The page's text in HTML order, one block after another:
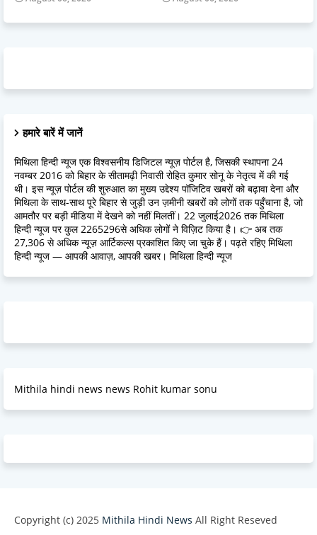
हमारे बारें में जानें
मिथिला हिन्दी न्यूज एक विश्वसनीय डिजिटल न्यूज़ पोर्टल है, जिसकी स्थापना 24
नवम्बर 2016 को बिहार के सीतामढ़ी निवासी रोहित कुमार सोनू के नेतृत्व में की गई
थी। इस न्यूज़ पोर्टल की शुरुआत का मुख्य उद्देश्य पॉजिटिव खबरों को बढ़ावा देना और
मिथिला के साथ-साथ पूरे बिहार से जुड़ी उन ज़मीनी खबरों को लोगों तक पहुँचाना है, जो
आमतौर पर बड़ी मीडिया में देखने को नहीं मिलतीं। 22 जुलाई2026 तक मिथिला
हिन्दी न्यूज पर कुल 2265296से अधिक लोगों ने विज़िट किया है। 👉 अब तक
27,306 से अधिक न्यूज़ आर्टिकल्स प्रकाशित किए जा चुके हैं। पढ़ते रहिए मिथिला
हिन्दी न्यूज — आपकी आवाज़, आपकी खबर। मिथिला हिन्दी न्यूज
Mithila hindi news news Rohit kumar sonu
Copyright (c) 2025 Mithila Hindi News All Right Reseved